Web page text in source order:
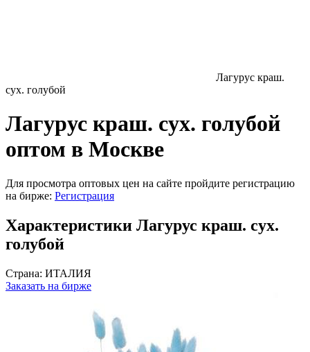
Лагурус краш.
сух. голубой
Лагурус краш. сух. голубой
оптом в Москве
Для просмотра оптовых цен на сайте пройдите регистрацию
на бирже: Регистрация
Характеристики Лагурус краш. сух.
голубой
Страна: ИТАЛИЯ
Заказать на бирже